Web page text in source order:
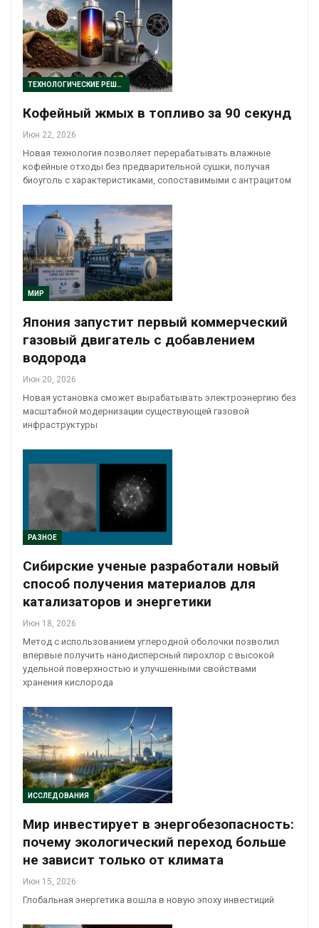
ТЕХНОЛОГИЧЕСКИЕ РЕШЕНИЯ
Кофейный жмых в топливо за 90 секунд
Июн 22, 2026
Новая технология позволяет перерабатывать влажные
кофейные отходы без предварительной сушки, получая
биоуголь с характеристиками, сопоставимыми с антрацитом
МИР
Япония запустит первый коммерческий
газовый двигатель с добавлением
водорода
Июн 20, 2026
Новая установка сможет вырабатывать электроэнергию без
масштабной модернизации существующей газовой
инфраструктуры
РАЗНОЕ
Сибирские ученые разработали новый
способ получения материалов для
катализаторов и энергетики
Июн 18, 2026
Метод с использованием углеродной оболочки позволил
впервые получить нанодисперсный пирохлор с высокой
удельной поверхностью и улучшенными свойствами
хранения кислорода
ИССЛЕДОВАНИЯ
Мир инвестирует в энергобезопасность:
почему экологический переход больше
не зависит только от климата
Июн 15, 2026
Глобальная энергетика вошла в новую эпоху инвестиций